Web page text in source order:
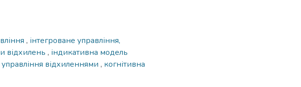
, інтегроване управління,
відхилень , індикативна модель
відхиленнями , когнітивна